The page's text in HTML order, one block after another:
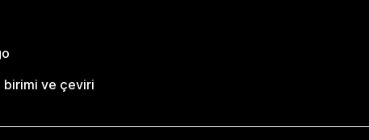
birimi ve çeviri